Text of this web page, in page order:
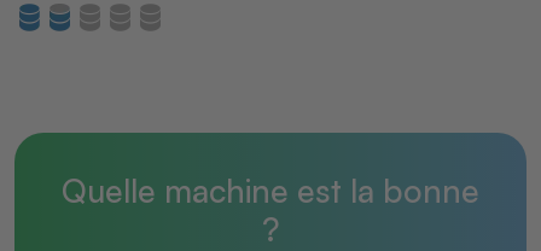
Quelle machine est la bonne
?